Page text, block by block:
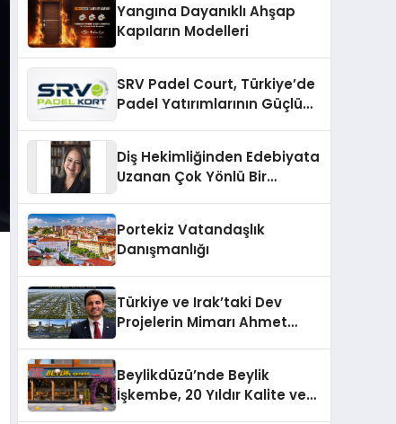
Yangına Dayanıklı Ahşap
Kapıların Modelleri
SRV Padel Court, Türkiye’de
Padel Yatırımlarının Güçlü
Diş Hekimliğinden Edebiyata
Uzanan Çok Yönlü Bir
Portekiz Vatandaşlık
Danışmanlığı
Türkiye ve Irak’taki Dev
Projelerin Mimarı Ahmet
Holding Industrial City”
Projesini Hayata Geçirecek
Beylikdüzü’nde Beylik
İşkembe, 20 Yıldır Kalite ve